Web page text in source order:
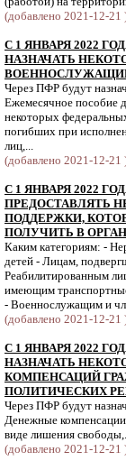
(добавлено 2021-12-21
С 1 ЯНВАРЯ 2022
НАЗНАЧАТЬ
Через ПФР будут
Ежемесячное пособие
некоторых
погибших при
лиц,...
(добавлено 2021-12-21
С 1 ЯНВАРЯ 2022
ПРЕДОСТАВЛЯТЬ
ПОДДЕРЖКИ,
ПОЛУЧИТЬ В
Каким категориям: -
детей - Лицам,
Реабилитированным
имеющим
- Военнослужащим и
(добавлено 2021-12-21
С 1 ЯНВАРЯ 2022
НАЗНАЧАТЬ
КОМПЕНСАЦИЙ
ПОЛИТИЧЕСКИХ
Через ПФР будут
Денежные
виде лишения
(добавлено 2021-12-21